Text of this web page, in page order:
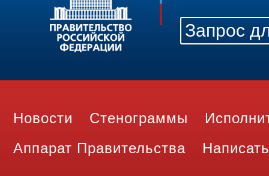
Новости Стенограммы
Аппарат Правительства